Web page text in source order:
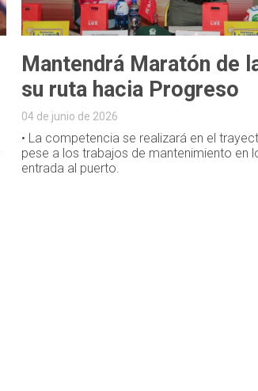
Mantendrá Maratón de
su ruta hacia Progreso
04 de junio de 2026
• La competencia se realizará en el
pese a los trabajos de mantenimiento en
entrada al puerto.